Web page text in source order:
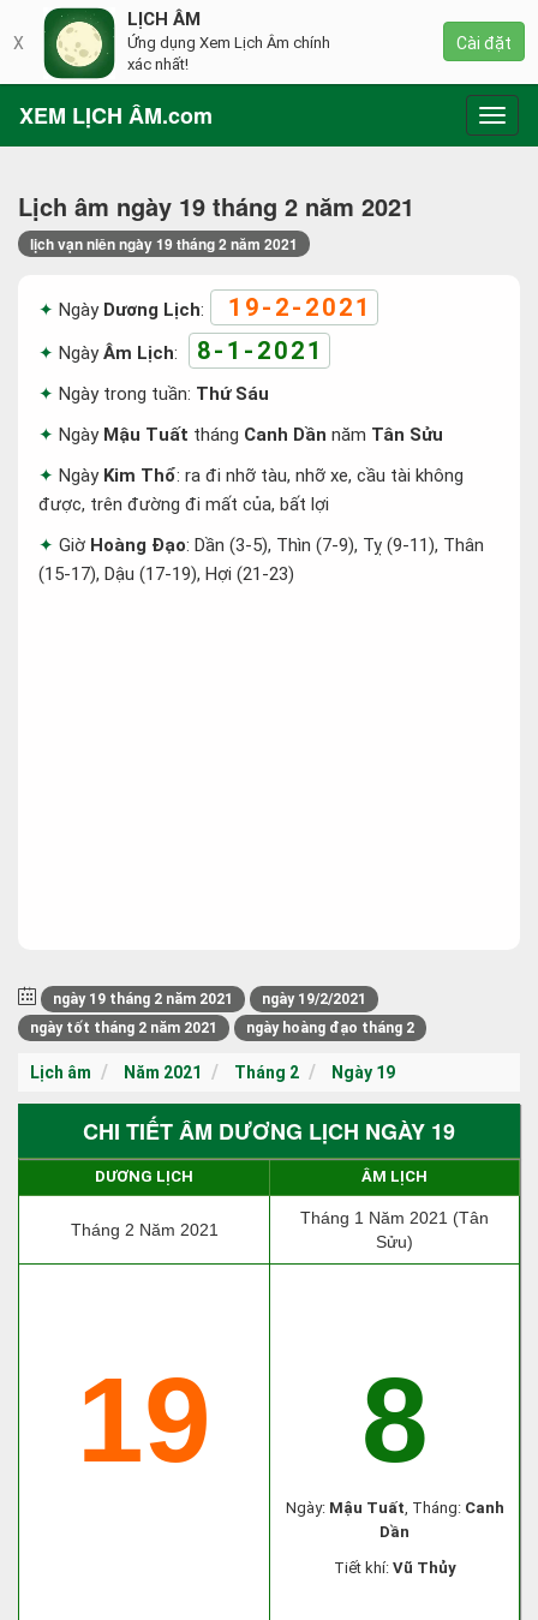
XEM LỊCH ÂM.com
Lịch âm ngày 19 tháng 2 năm 2021
lịch vạn niên ngày 19 tháng 2 năm 2021
Ngày Dương Lịch: 19-2-2021
NgàyÂm Lịch: 8-1-2021
Ngày trong tuần: Thứ Sáu
Ngày Mậu Tuất tháng Canh Dần năm Tân Sửu
Ngày Kim Thổ: ra đi nhỡ tàu, nhỡ xe, cầu tài không
được, trên đường đi mất của, bất lợi
Giờ Hoàng Đạo: Dần (3-5), Thìn (7-9), Tỵ (9-11), Thân
(15-17), Dậu (17-19), Hợi (21-23)
ngày 19 tháng 2 năm 2021
ngày 19/2/2021
ngày tốt tháng 2 năm 2021
ngày hoàng đạo tháng 2
Lịch âm Năm 2021 Tháng 2 Ngày 19
CHI TIẾT ÂM DƯƠNG LỊCH NGÀY 19
DƯƠNG LỊCH ÂM LỊCH
Tháng 2 Năm 2021
Tháng 1 Năm 2021 (Tân
Sửu)
19 8
Ngày: Mậu Tuất, Tháng: Canh
Dần
Tiết khí: Vũ Thủy
X
LỊCH ÂM
Ứng dụng Xem Lịch Âm chính
xác nhất!
Cài đặt